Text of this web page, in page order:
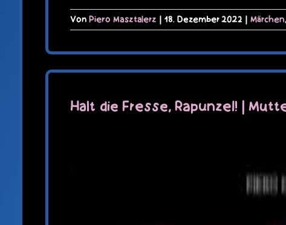
VonPiero Masztalerz | 18. Dezember 2022 | Märchen
Halt die Fresse, Rapunzel! |